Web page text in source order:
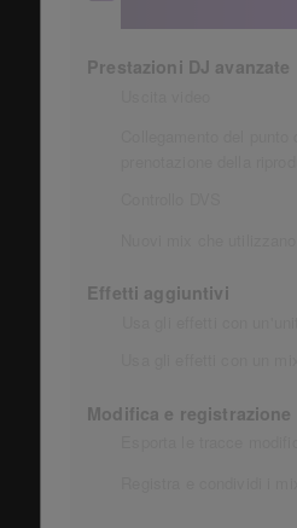
Prestazioni DJ avanzate
Effetti aggiuntivi
Modifica e registrazione